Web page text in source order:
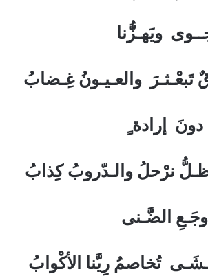
ويَهـزُّنا
غِـضابُ
دونَ إرادة
كِذابُ
وجَـعِ الضَّـنى
الأكْوابُ